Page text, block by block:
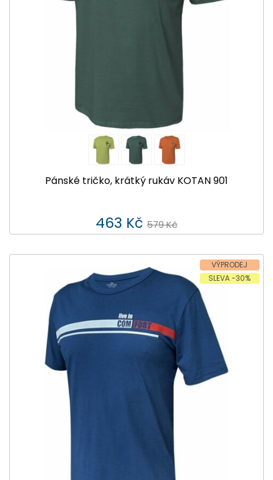
Pánské tričko, krátký rukáv KOTAN 901
463 Kč 579 Kč
VÝPRODEJ
SLEVA -30%